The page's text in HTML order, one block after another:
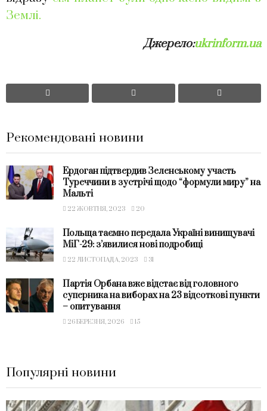
Землі.
Джерело:ukrinform.ua
Рекомендовані новини
Ердоган підтвердив Зеленському участь
Туреччини в зустрічі щодо “формули миру” на
Мальті
22 ЖОВТНЯ, 2023 20
Польща таємно передала Україні винищувачі
МіГ-29: з’явилися нові подробиці
22 ЛИСТОПАДА, 2023 31
Партія Орбана вже відстає від головного
суперника на виборах на 23 відсоткові пункти
– опитування
26 БЕРЕЗНЯ, 2026 15
Популярні новини